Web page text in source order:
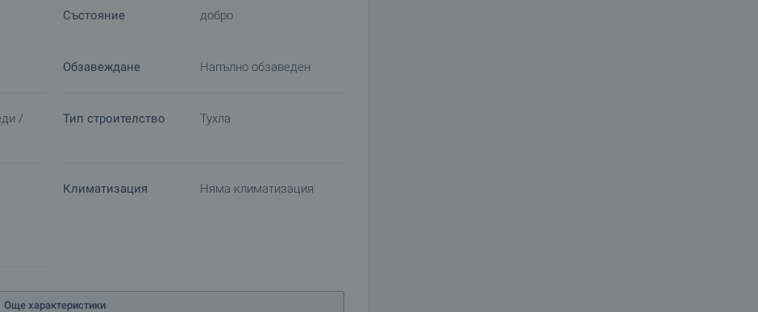
Състояние добро
Обзавеждане Напълно обзаведен
/
Тип строителство Тухла
Климатизация Няма климатизация
Още характеристики